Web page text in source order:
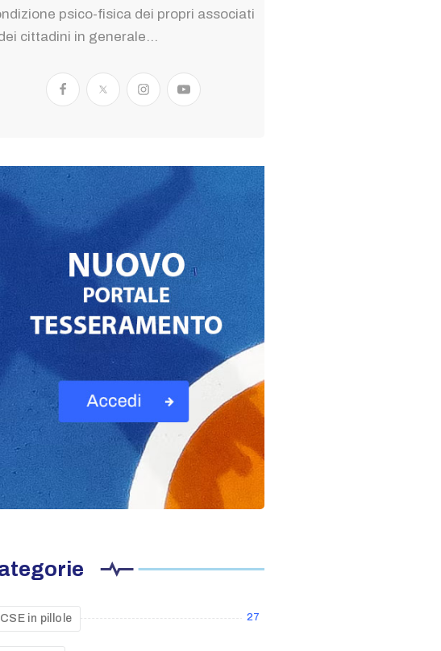
psico-fisica dei propri associati
cittadini in generale...
in pillole 27